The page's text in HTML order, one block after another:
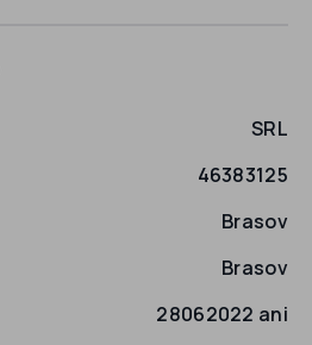
SRL
46383125
Brasov
Brasov
28062022 ani